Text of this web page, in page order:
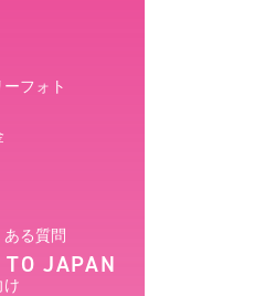
フォト
ある質問
JAPAN
け